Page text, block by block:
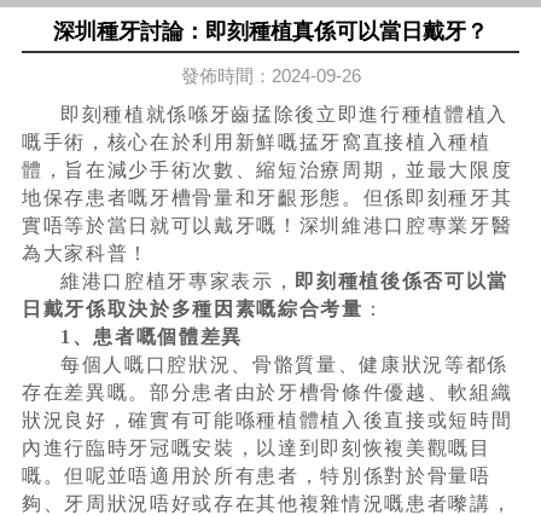
深圳種牙討論：即刻種植真係可以當日戴牙？
發佈時間：2024-09-26
即刻種植就係喺牙齒掹除後立即進行種植體植入
嘅手術，核心在於利用新鮮嘅掹牙窩直接植入種植
體，旨在減少手術次數、縮短治療周期，並最大限度
地保存患者嘅牙槽骨量和牙齦形態。但係即刻種牙其
實唔等於當日就可以戴牙嘅！深圳維港口腔專業牙醫
為大家科普！
維港口腔植牙專家表示，
即刻種植後係否可以當
日戴牙係取決於多種因素嘅綜合考量 ：
1、患者嘅個體差異
每個人嘅口腔狀況、骨骼質量、健康狀況等都係
存在差異嘅。部分患者由於牙槽骨條件優越、軟組織
狀況良好，確實有可能喺種植體植入後直接或短時間
內進行臨時牙冠嘅安裝，以達到即刻恢複美觀嘅目
嘅。但呢並唔適用於所有患者，特別係對於骨量唔
夠、牙周狀況唔好或存在其他複雜情況嘅患者嚟講，